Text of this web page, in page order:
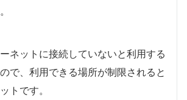
ネットに接続していないと利用する
で、利用できる場所が制限されると
トです。